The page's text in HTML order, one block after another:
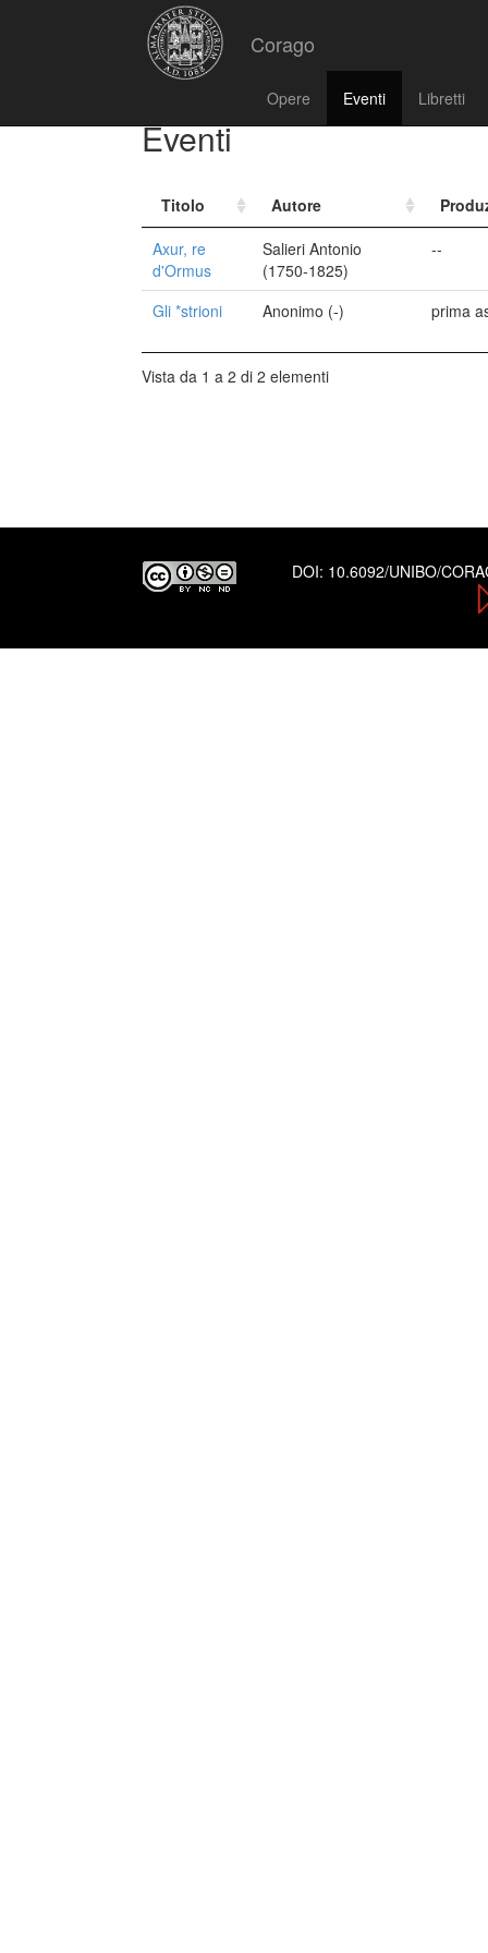
Corago
Opere Eventi Libretti
Eventi
Titolo Autore
Axur, re
d'Ormus
Salieri Antonio
(1750-1825)
--
Gli *strioni Anonimo (-) prima
Vista da 1 a 2 di 2 elementi
DOI: 10.6092/UNIBO/